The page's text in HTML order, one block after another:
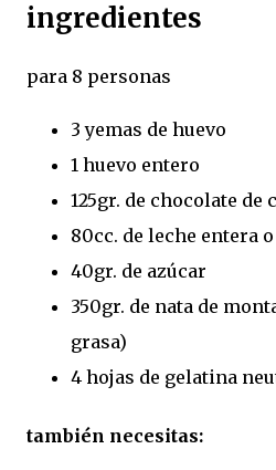
ingredientes
para 8 personas
3 yemas de huevo
1 huevo entero
125gr. de chocolate de
80cc. de leche entera
40gr. de azúcar
350gr. de nata de
grasa)
4 hojas de gelatina
también necesitas: